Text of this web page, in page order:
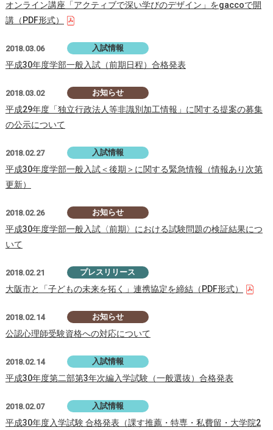
オンライン講座「アクティブで深い学びのデザイン」をgaccoで開
講（PDF形式）
2018.03.06 入試情報
平成30年度学部一般入試（前期日程）合格発表
2018.03.02 お知らせ
平成29年度「独立行政法人等非識別加工情報」に関する提案の募集
の公示について
2018.02.27 入試情報
平成30年度学部一般入試＜後期＞に関する緊急情報（情報あり次第
更新）
2018.02.26 お知らせ
平成30年度学部一般入試〈前期〉における試験問題の検証結果につ
いて
2018.02.21 プレスリリース
大阪市と「子どもの未来を拓く」連携協定を締結（PDF形式）
2018.02.14 お知らせ
公認心理師受験資格への対応について
2018.02.14 入試情報
平成30年度第二部第3年次編入学試験（一般選抜）合格発表
2018.02.07 入試情報
平成30年度入学試験 合格発表（課す推薦・特専・私費留・大学院2